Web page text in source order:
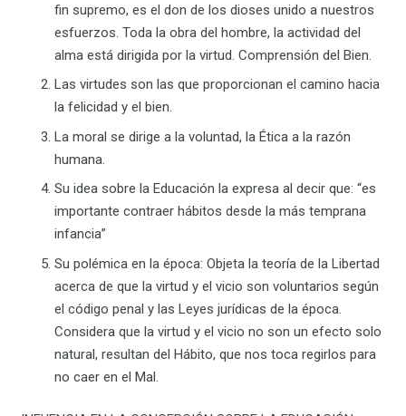
fin supremo, es el don de los dioses unido a nuestros
esfuerzos. Toda la obra del hombre, la actividad del
alma está dirigida por la virtud. Comprensión del Bien.
Las virtudes son las que proporcionan el camino hacia
la felicidad y el bien.
La moral se dirige a la voluntad, la Ética a la razón
humana.
Su idea sobre la Educación la expresa al decir que: “es
importante contraer hábitos desde la más temprana
infancia”
Su polémica en la época: Objeta la teoría de la Libertad
acerca de que la virtud y el vicio son voluntarios según
el código penal y las Leyes jurídicas de la época.
Considera que la virtud y el vicio no son un efecto solo
natural, resultan del Hábito, que nos toca regirlos para
no caer en el Mal.